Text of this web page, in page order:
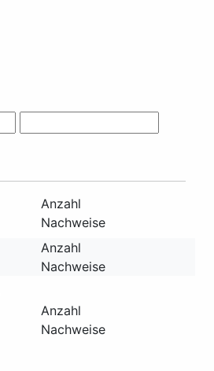
Anzahl
Nachweise
Anzahl
Nachweise
Anzahl
Nachweise